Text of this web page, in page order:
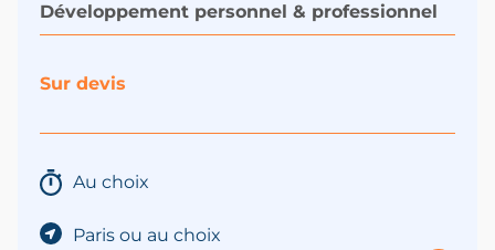
Développement personnel & professionnel
Sur devis
Au choix
Paris ou au choix